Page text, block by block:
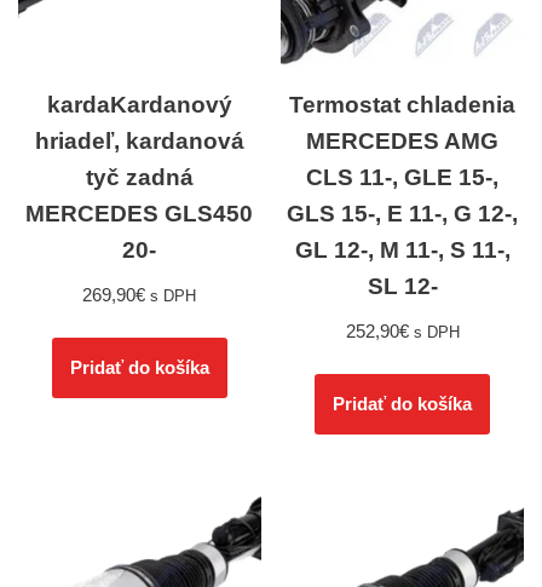
kardaKardanový
hriadeľ, kardanová
tyč zadná
MERCEDES GLS450
20-
269,90€ s DPH
Pridať do košíka
Termostat chladenia
MERCEDES AMG
CLS 11-, GLE 15-,
GLS 15-, E 11-, G 12-,
GL 12-, M 11-, S 11-,
SL 12-
252,90€ s DPH
Pridať do košíka